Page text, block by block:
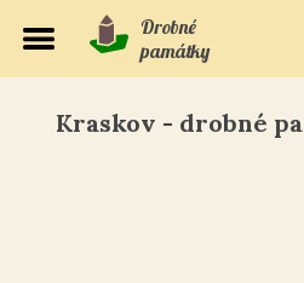
Drobné
památky
Kraskov - drobné